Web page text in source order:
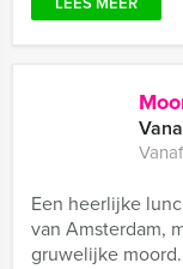
Een heerlijke
van Amsterdam,
gruwelijke